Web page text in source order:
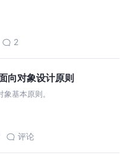
2
向对象设计原则
基本原则。
评论